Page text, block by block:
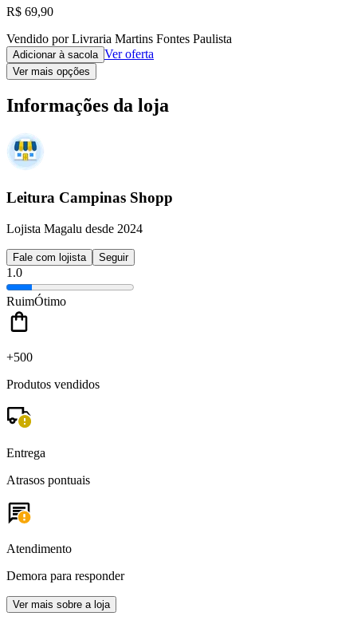
R$ 69,90
Vendido por Livraria Martins Fontes Paulista
Adicionar à sacola Ver oferta
Ver mais opções
Informações da loja
Leitura Campinas Shopp
Lojista Magalu desde 2024
Fale com lojista Seguir
1.0
RuimÓtimo
+500
Produtos vendidos
Entrega
Atrasos pontuais
Atendimento
Demora para responder
Ver mais sobre a loja